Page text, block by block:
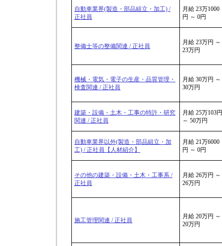
自動車業界(製造・部品組立・加工) /
正社員
月給 23万1000
円 ～ 0円
整備士等の整備関連 / 正社員
月給 23万円 ～
23万円
機械・電気・電子の生産・品質管理・
検査関連 / 正社員
月給 30万円 ～
30万円
建築・設備・土木・工事の特許・研究
関連 / 正社員
月給 25万103円
～ 50万円
自動車業界以外(製造・部品組立・加
工) / 正社員【人材紹介】
月給 21万6000
円 ～ 0円
その他の建築・設備・土木・工事系 /
正社員
月給 26万円 ～
26万円
施工管理関連 / 正社員
月給 20万円 ～
20万円